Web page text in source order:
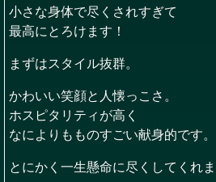
小さな身体で尽くされすぎて
最高にとろけます！
まずはスタイル抜群。
かわいい笑顔と人懐っこさ。
ホスピタリティが高く
なによりもものすごい献身的です。
とにかく一生懸命に尽くしてくれま